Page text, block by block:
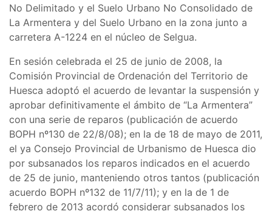
No Delimitado y el Suelo Urbano No Consolidado de
La Armentera y del Suelo Urbano en la zona junto a
carretera A-1224 en el núcleo de Selgua.
En sesión celebrada el 25 de junio de 2008, la
Comisión Provincial de Ordenación del Territorio de
Huesca adoptó el acuerdo de levantar la suspensión y
aprobar definitivamente el ámbito de “La Armentera”
con una serie de reparos (publicación de acuerdo
BOPH nº130 de 22/8/08); en la de 18 de mayo de 2011,
el ya Consejo Provincial de Urbanismo de Huesca dio
por subsanados los reparos indicados en el acuerdo
de 25 de junio, manteniendo otros tantos (publicación
acuerdo BOPH nº132 de 11/7/11); y en la de 1 de
febrero de 2013 acordó considerar subsanados los